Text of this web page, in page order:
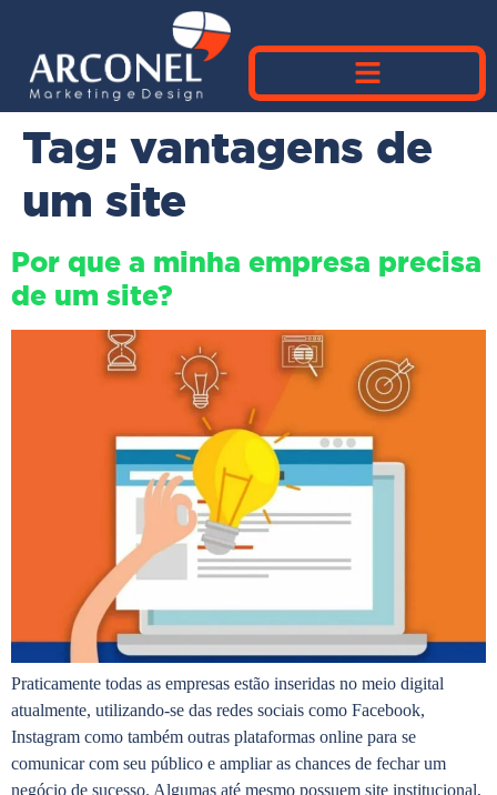
Tag: vantagens de
um site
Por que a minha empresa precisa
de um site?
Praticamente todas as empresas estão inseridas no meio digital
atualmente, utilizando-se das redes sociais como Facebook,
Instagram como também outras plataformas online para se
comunicar com seu público e ampliar as chances de fechar um
negócio de sucesso. Algumas até mesmo possuem site institucional,